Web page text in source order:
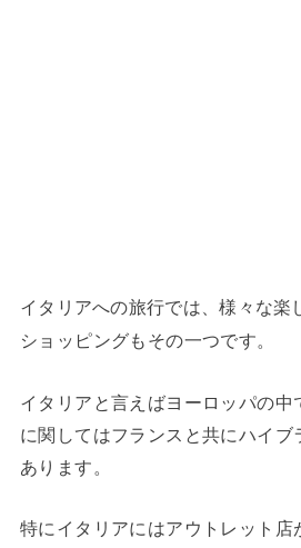
イタリアへの旅行では、様々な楽
ショッピングもその一つです。
イタリアと言えばヨーロッパの中
に関してはフランスと共にハイブ
あります。
特にイタリアにはアウトレット店